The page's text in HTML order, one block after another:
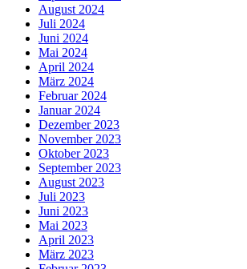
August 2024
Juli 2024
Juni 2024
Mai 2024
April 2024
März 2024
Februar 2024
Januar 2024
Dezember 2023
November 2023
Oktober 2023
September 2023
August 2023
Juli 2023
Juni 2023
Mai 2023
April 2023
März 2023